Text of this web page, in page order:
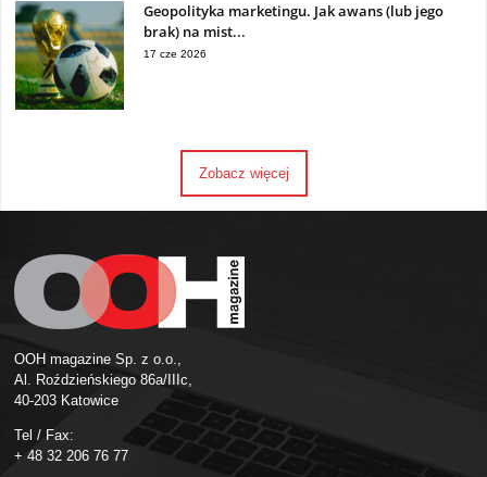
Geopolityka marketingu. Jak awans (lub jego
brak) na mist...
17 cze 2026
Zobacz więcej
OOH magazine Sp. z o.o.,
Al. Roździeńskiego 86a/IIIc,
40-203 Katowice
Tel / Fax:
+ 48 32 206 76 77